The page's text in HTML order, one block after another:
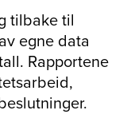
tilbake til
egne data
Rapportene